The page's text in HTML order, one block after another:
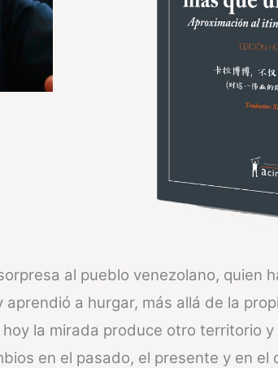
al pueblo venezolano, quien
a hurgar, más allá de la
la mirada produce otro territorio
en el pasado, el presente y en